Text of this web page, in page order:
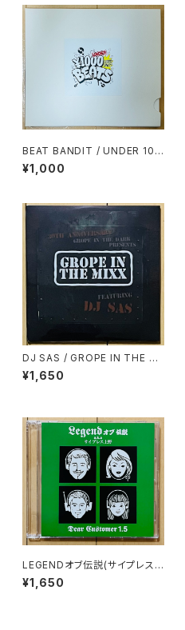
BEAT BANDIT / UNDER 100
0YEN BEATS(60 MINUTES
OF CHEAPNESS)(MIXCD-R)
¥1,000
DJ SAS / GROPE IN THE MI
XX 30TH ANNIVERSARY
¥1,650
LEGENDオブ伝説(サイプレス
上野) / DEAR CUSTOMER 1.
5
¥1,650